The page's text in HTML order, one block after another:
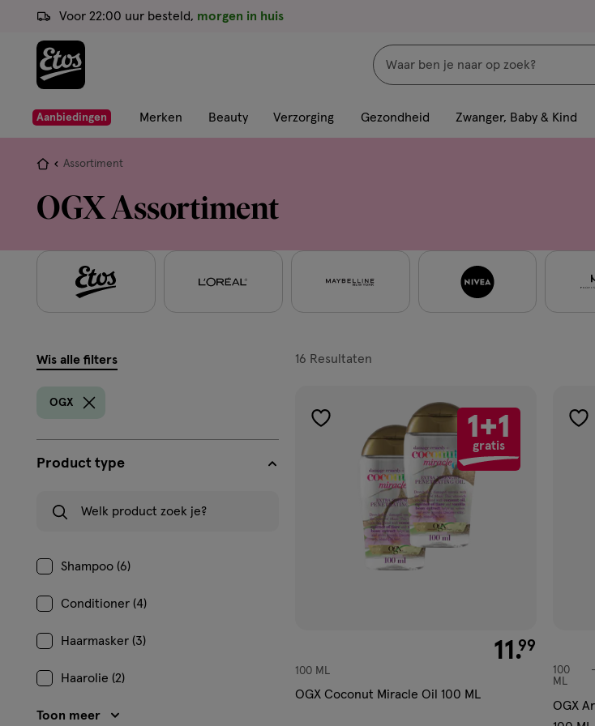
ga
de
hoofd
ga
naar
de
ga
naar
footer
Voor 22:00 uur besteld, morgen in huis
Zoeken
met
dit
geavanceerde
zoekopties
Aanbiedingen Merken Beauty Verzorging Gezondheid Zwanger, Baby & Kind
Je
hier:
Assortiment
OGX Assortiment
filters
Wis alle filters
OGX
Product type
Shampoo (6)
Conditioner (4)
Haarmasker (3)
Haarolie (2)
Toon meer
16 Resultaten
producten
1+1
gratis
toevoegen
verlanglijst
€ 11.99
11 .99
100 ML
OGX Coconut Miracle Oil 100 ML
lotion
100
ML
OGX